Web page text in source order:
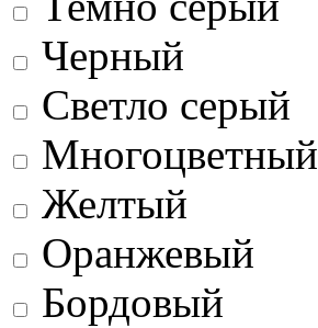
Черный
Светло серый
Многоцветный
Желтый
Оранжевый
Бордовый